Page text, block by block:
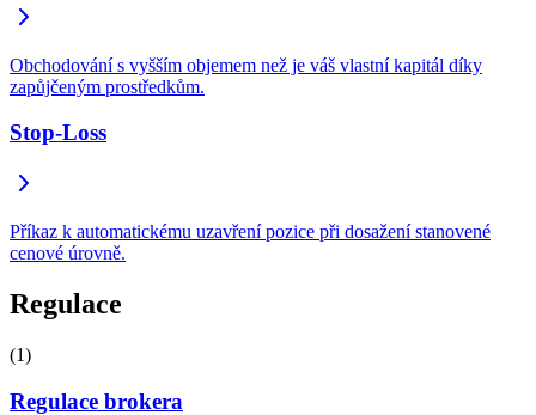
Obchodování s vyšším objemem než je váš vlastní kapitál díky
zapůjčeným prostředkům.
Stop-Loss
Příkaz k automatickému uzavření pozice při dosažení stanovené
cenové úrovně.
Regulace
(1)
Regulace brokera